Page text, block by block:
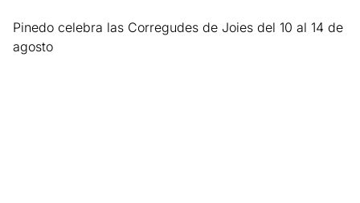
Pinedo celebra las Corregudes de Joies del 10 al 14 de
agosto